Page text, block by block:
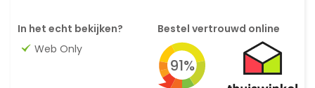
In het echt bekijken?
Web Only
Bestel vertrouwd online
91%